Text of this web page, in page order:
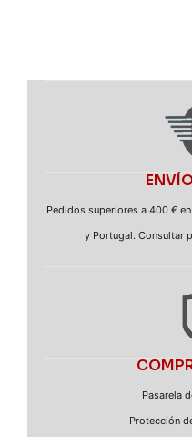
Pedidos superiores a 400 €
y Portugal. Consultar
Pasarela
Protección